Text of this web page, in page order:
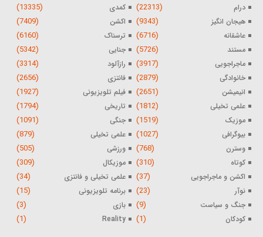
درام (22313) کمدی (13335)
هیجان انگیز (9343) اکشن (7409)
عاشقانه (6716) ترسناک (6160)
مستند (5726) جنایی (5342)
ماجراجویی (3917) رازآلود (3314)
خانوادگی (2879) فانتزی (2656)
انیمیشن (2651) فیلم تلویزیونی (1927)
علمی تخیلی (1812) تاریخی (1794)
موزیک (1519) جنگی (1091)
بیوگرافی (1027) علمی تخیلی (879)
وسترن (768) ورزشی (505)
کوتاه (310) موزیکال (309)
اکشن و ماجراجویی (37) علمی تخیلی و فانتزی (34)
نوآر (23) برنامه تلویزیونی (15)
جنگ و سیاست (9) بازی (3)
کودکان (1)
Reality
(1)